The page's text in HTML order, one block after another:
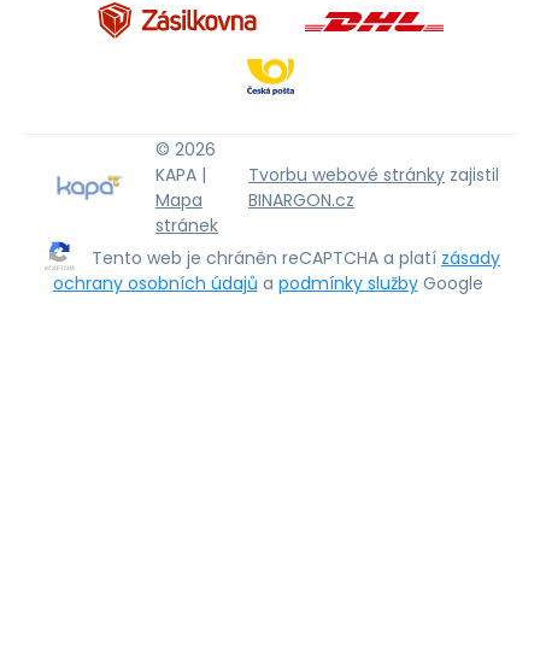
© 2026
KAPA |
Mapa
stránek
Tvorbu webové stránky zajistil
BINARGON.cz
Tento web je chráněn reCAPTCHA a platí zásady
ochrany osobních údajů a podmínky služby Google